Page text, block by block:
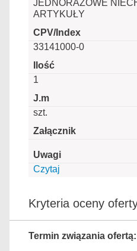
JEDNORAZOWE
ARTYKUŁY
33141000-0
1
szt.
Czytaj
Kryteria oceny
Termin związania